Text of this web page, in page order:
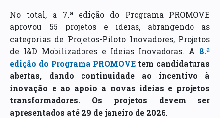
No total, a 7.ª edição do Programa PROMOVE
aprovou 55 projetos e ideias, abrangendo as
categorias de Projetos-Piloto Inovadores, Projetos
de I&D Mobilizadores e Ideias Inovadoras. A 8.ª
edição do Programa PROMOVE tem candidaturas
abertas, dando continuidade ao incentivo à
inovação e ao apoio a novas ideias e projetos
transformadores. Os projetos devem ser
apresentados até 29 de janeiro de 2026.